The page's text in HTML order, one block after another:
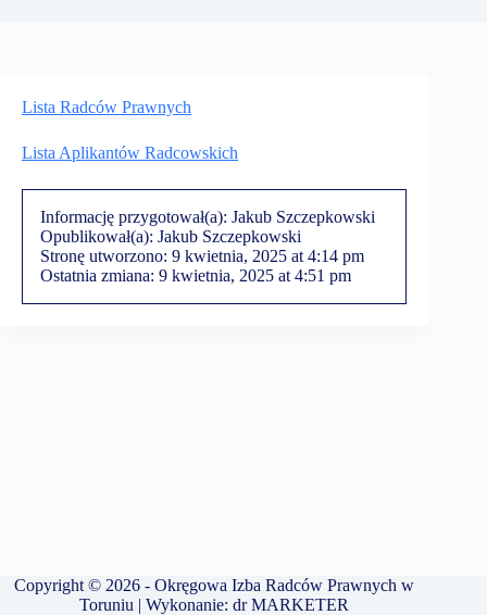
Lista Radców Prawnych
Lista Aplikantów Radcowskich
Informację przygotował(a): Jakub Szczepkowski
Opublikował(a): Jakub Szczepkowski
Stronę utworzono: 9 kwietnia, 2025 at 4:14 pm
Ostatnia zmiana: 9 kwietnia, 2025 at 4:51 pm
Copyright © 2026 - Okręgowa Izba Radców Prawnych w
Toruniu | Wykonanie:dr MARKETER